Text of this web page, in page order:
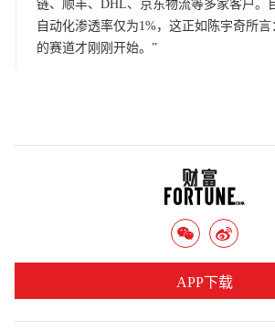
链、顺丰、DHL、京东物流等多家客户。
自动化渗透率仅为1%，这正如陈宇奇所言
的赛道才刚刚开始。”
APP下载